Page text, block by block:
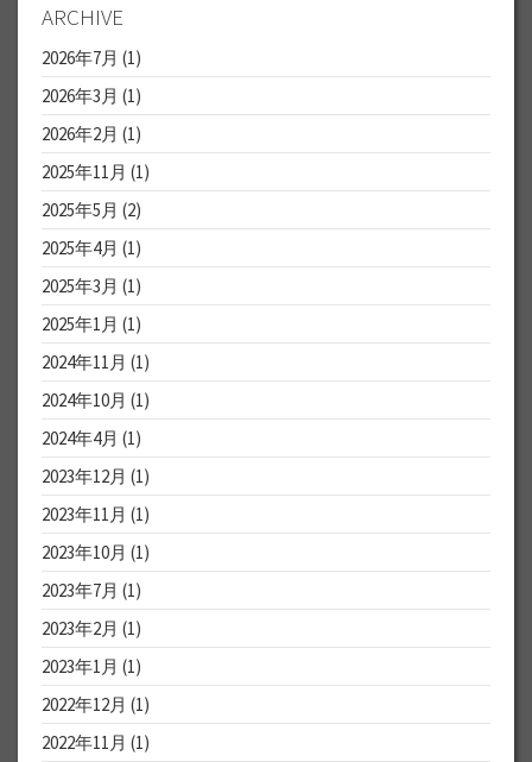
ARCHIVE
2026年7月 (1)
2026年3月 (1)
2026年2月 (1)
2025年11月 (1)
2025年5月 (2)
2025年4月 (1)
2025年3月 (1)
2025年1月 (1)
2024年11月 (1)
2024年10月 (1)
2024年4月 (1)
2023年12月 (1)
2023年11月 (1)
2023年10月 (1)
2023年7月 (1)
2023年2月 (1)
2023年1月 (1)
2022年12月 (1)
2022年11月 (1)